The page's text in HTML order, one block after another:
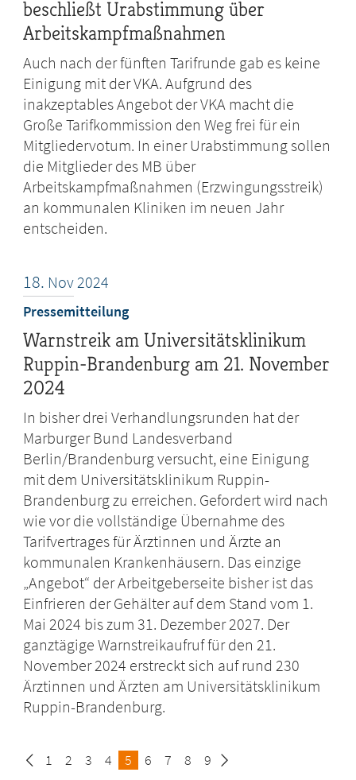
beschließt Urabstimmung über
Arbeitskampfmaßnahmen
Auch nach der fünften Tarifrunde gab es keine
Einigung mit der VKA. Aufgrund des
inakzeptables Angebot der VKA macht die
Große Tarifkommission den Weg frei für ein
Mitgliedervotum. In einer Urabstimmung sollen
die Mitglieder des MB über
Arbeitskampfmaßnahmen (Erzwingungsstreik)
an kommunalen Kliniken im neuen Jahr
entscheiden.
18. Nov2024
Pressemitteilung
Warnstreik am Universitätsklinikum
Ruppin-Brandenburg am 21. November
2024
In bisher drei Verhandlungsrunden hat der
Marburger Bund Landesverband
Berlin/Brandenburg versucht, eine Einigung
mit dem Universitätsklinikum Ruppin-
Brandenburg zu erreichen. Gefordert wird nach
wie vor die vollständige Übernahme des
Tarifvertrages für Ärztinnen und Ärzte an
kommunalen Krankenhäusern. Das einzige
„Angebot“ der Arbeitgeberseite bisher ist das
Einfrieren der Gehälter auf dem Stand vom 1.
Mai 2024 bis zum 31. Dezember 2027. Der
ganztägige Warnstreikaufruf für den 21.
November 2024 erstreckt sich auf rund 230
Ärztinnen und Ärzten am Universitätsklinikum
Ruppin-Brandenburg.
Seite
1 Seite
2 Seite
3 Seite
4 Seite
5 Seite
6 Seite
7 Seite
8 Seite
9